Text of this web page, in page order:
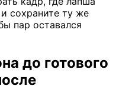
сохраните ту же
пар оставался
до готового